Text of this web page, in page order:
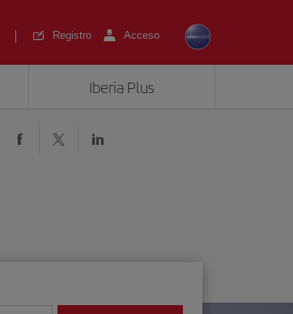
Registro Acceso
Iberia Plus